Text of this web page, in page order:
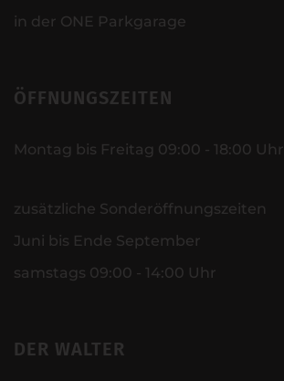
in der ONE Parkgarage
ÖFFNUNGSZEITEN
Montag bis Freitag 09:00 - 18:00 Uhr
zusätzliche Sonderöffnungszeiten
Juni bis Ende September
samstags 09:00 - 14:00 Uhr
DER WALTER